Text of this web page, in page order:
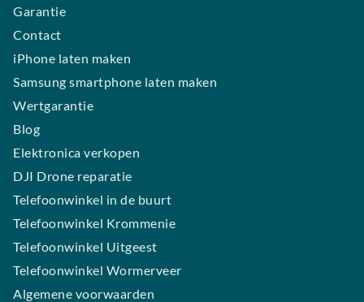
Garantie
Contact
iPhone laten maken
Samsung smartphone laten maken
Wertgarantie
Blog
Elektronica verkopen
DJI Drone reparatie
Telefoonwinkel in de buurt
Telefoonwinkel Krommenie
Telefoonwinkel Uitgeest
Telefoonwinkel Wormerveer
Algemene voorwaarden